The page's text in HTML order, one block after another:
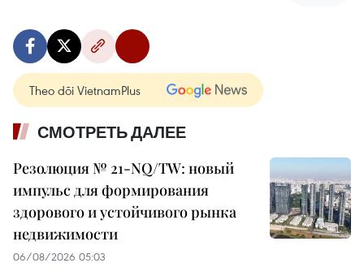
Theo dõi VietnamPlus
СМОТРЕТЬ ДАЛЕЕ
Резолюция № 21-NQ/TW: новый
импульс для формирования
здорового и устойчивого рынка
недвижимости
06/08/2026 05:03